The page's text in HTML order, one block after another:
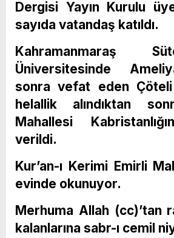
Dergisi Yayın Kurulu
sayıda vatandaş katıldı.
Kahramanmaraş
Üniversitesinde
sonra vefat eden Çöteli
helallik alındıktan
Mahallesi
verildi.
Kur’an-ı Kerimi Emirli
evinde okunuyor.
Merhuma Allah (cc)’tan
kalanlarına sabr-ı cemil